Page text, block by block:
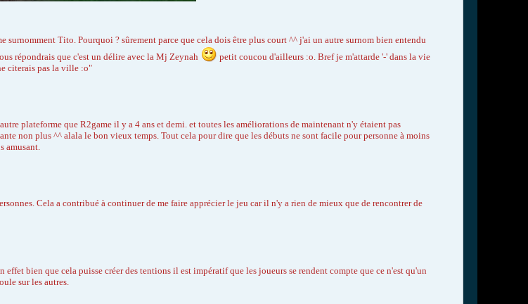
surnomment Tito. Pourquoi ? sûrement parce que cela dois être plus court ^^ j'ai un autre surnom bien entendu
répondrais que c'est un délire avec la Mj Zeynah
petit coucou d'ailleurs :o. Bref je m'attarde '-' dans la vie
citerais pas la ville :o"
plateforme que R2game il y a 4 ans et demi. et toutes les améliorations de maintenant n'y étaient pas
non plus ^^ alala le bon vieux temps. Tout cela pour dire que les débuts ne sont facile pour personne à moins
amusant.
Cela a contribué à continuer de me faire apprécier le jeu car il n'y a rien de mieux que de rencontrer de
bien que cela puisse créer des tentions il est impératif que les joueurs se rendent compte que ce n'est qu'un
sur les autres.